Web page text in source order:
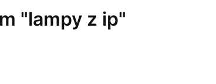
"lampy z ip"